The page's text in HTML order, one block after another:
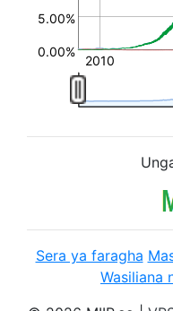
0.00%
5.00%
2010
Sera ya faragha
Wasiliana